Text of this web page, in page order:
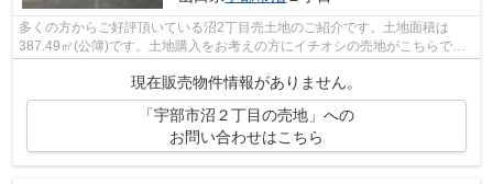
多くの方からご好評頂いている沼2丁目売土地のご紹介です。土地面積は
387.49㎡(公簿)です。土地購入をお考えの方にイチオシの売地がこちらで
現在販売物件情報がありません。
「宇部市沼２丁目の売地」への
お問い合わせはこちら